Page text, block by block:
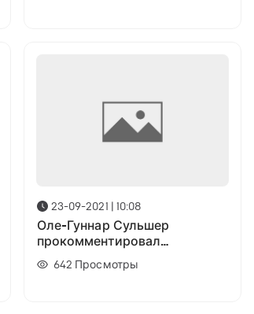
23-09-2021 | 10:08
Оле-Гуннар Сульшер
прокомментировал
поражение от «Вест Хэм» в
кубке
642 Просмотры